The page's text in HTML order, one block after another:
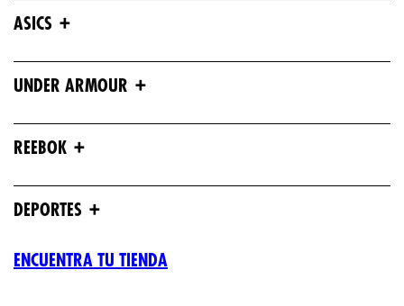
ASICS +
UNDER ARMOUR +
REEBOK +
DEPORTES +
ENCUENTRA TU TIENDA